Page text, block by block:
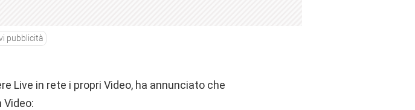
pubblicità
Live in rete i propri Video, ha annunciato che
Video: